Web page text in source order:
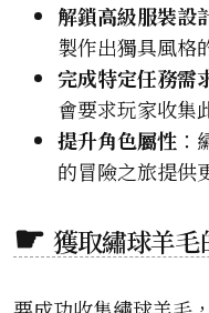
解鎖高級服裝設
製作出獨具風格
完成特定任務需
會要求玩家收集
提升角色屬性
的冒險之旅提供
獲取繡球羊毛